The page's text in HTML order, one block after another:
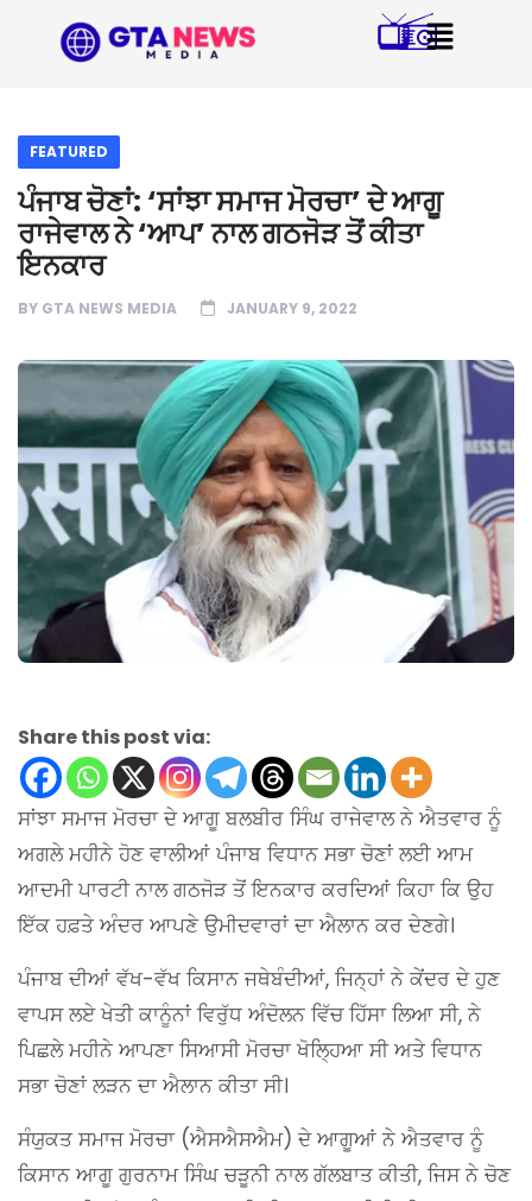
FEATURED
ਪੰਜਾਬ ਚੋਣਾਂ: ‘ਸਾਂਝਾ ਸਮਾਜ ਮੋਰਚਾ’ ਦੇ ਆਗੂ
ਰਾਜੇਵਾਲ ਨੇ ‘ਆਪ’ ਨਾਲ ਗਠਜੋੜ ਤੋਂ ਕੀਤਾ
ਇਨਕਾਰ
BY GTA NEWS MEDIA JANUARY 9, 2022
Share this post via:
ਸਾਂਝਾ ਸਮਾਜ ਮੋਰਚਾ ਦੇ ਆਗੂ ਬਲਬੀਰ ਸਿੰਘ ਰਾਜੇਵਾਲ ਨੇ ਐਤਵਾਰ ਨੂੰ
ਅਗਲੇ ਮਹੀਨੇ ਹੋਣ ਵਾਲੀਆਂ ਪੰਜਾਬ ਵਿਧਾਨ ਸਭਾ ਚੋਣਾਂ ਲਈ ਆਮ
ਆਦਮੀ ਪਾਰਟੀ ਨਾਲ ਗਠਜੋੜ ਤੋਂ ਇਨਕਾਰ ਕਰਦਿਆਂ ਕਿਹਾ ਕਿ ਉਹ
ਇੱਕ ਹਫ਼ਤੇ ਅੰਦਰ ਆਪਣੇ ਉਮੀਦਵਾਰਾਂ ਦਾ ਐਲਾਨ ਕਰ ਦੇਣਗੇ।
ਪੰਜਾਬ ਦੀਆਂ ਵੱਖ-ਵੱਖ ਕਿਸਾਨ ਜਥੇਬੰਦੀਆਂ, ਜਿਨ੍ਹਾਂ ਨੇ ਕੇਂਦਰ ਦੇ ਹੁਣ
ਵਾਪਸ ਲਏ ਖੇਤੀ ਕਾਨੂੰਨਾਂ ਵਿਰੁੱਧ ਅੰਦੋਲਨ ਵਿੱਚ ਹਿੱਸਾ ਲਿਆ ਸੀ, ਨੇ
ਪਿਛਲੇ ਮਹੀਨੇ ਆਪਣਾ ਸਿਆਸੀ ਮੋਰਚਾ ਖੋਲ੍ਹਿਆ ਸੀ ਅਤੇ ਵਿਧਾਨ
ਸਭਾ ਚੋਣਾਂ ਲੜਨ ਦਾ ਐਲਾਨ ਕੀਤਾ ਸੀ।
ਸੰਯੁਕਤ ਸਮਾਜ ਮੋਰਚਾ (ਐਸਐਸਐਮ) ਦੇ ਆਗੂਆਂ ਨੇ ਐਤਵਾਰ ਨੂੰ
ਕਿਸਾਨ ਆਗੂ ਗੁਰਨਾਮ ਸਿੰਘ ਚੜੂਨੀ ਨਾਲ ਗੱਲਬਾਤ ਕੀਤੀ, ਜਿਸ ਨੇ ਚੋਣ